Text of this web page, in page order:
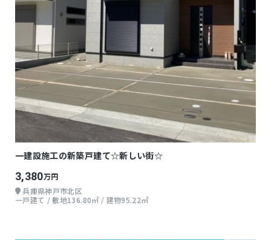
一建設施工の新築戸建て☆新しい街☆
3,380万円
兵庫県神戸市北区
一戸建て / 敷地136.80㎡ / 建物95.22㎡